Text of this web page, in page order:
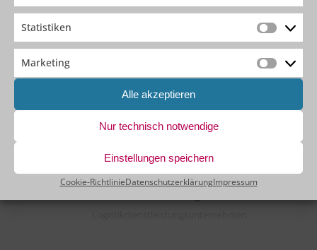
Statistiken
Marketing
Alle akzeptieren
Nur technisch notwendige
Einstellungen speichern
Cookie-RichtlinieDatenschutzerklärungImpressum